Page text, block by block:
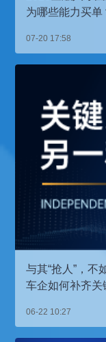
为哪些能力买单
07-20 17:58
与其“抢人”，不
车企如何补齐关
06-22 10:27